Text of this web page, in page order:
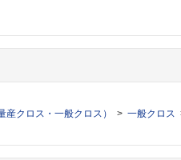
産クロス・一般クロス） 一般クロス